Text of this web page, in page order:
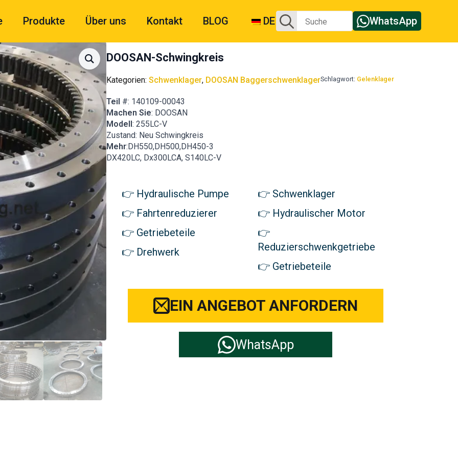
Produkte Über uns Kontakt BLOG DE Suche
nach:
WhatsApp
DOOSAN-Schwingkreis
Kategorien: Schwenklager, DOOSAN BaggerschwenklagerSchlagwort: Gelenklager
Teil #: 140109-00043
Machen Sie: DOOSAN
Modell: 255LC-V
Zustand: Neu Schwingkreis
Mehr:DH550,DH500,DH450-3
DX420LC, Dx300LCA, S140LC-V
Hydraulische Pumpe
Fahrtenreduzierer
Getriebeteile
Drehwerk
Schwenklager
Hydraulischer Motor
Reduzierschwenkgetriebe
Getriebeteile
EIN ANGEBOT ANFORDERN
WhatsApp